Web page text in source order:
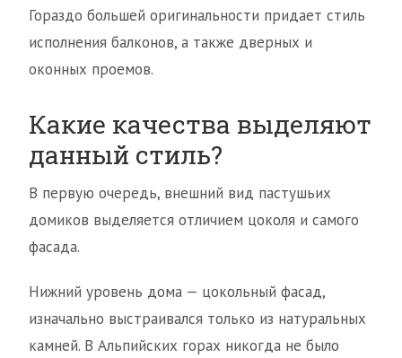
Гораздо большей оригинальности придает стиль
исполнения балконов, а также дверных и
оконных проемов.
Какие качества выделяют
данный стиль?
В первую очередь, внешний вид пастушьих
домиков выделяется отличием цоколя и самого
фасада.
Нижний уровень дома — цокольный фасад,
изначально выстраивался только из натуральных
камней. В Альпийских горах никогда не было